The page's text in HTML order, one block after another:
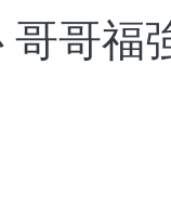
哥福